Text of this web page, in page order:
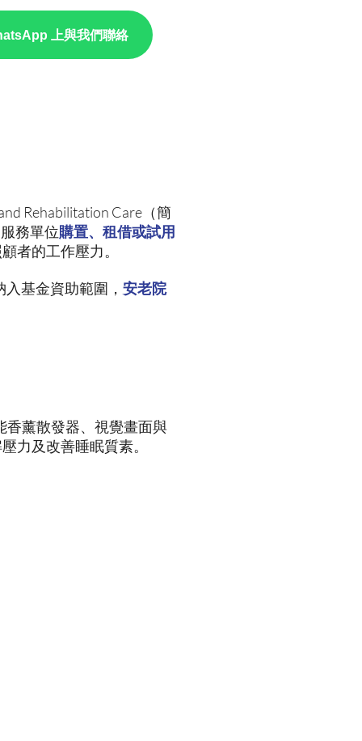
上與我們聯絡
Rehabilitation Care（簡
務單位購置、租借或試用
者的工作壓力。
基金資助範圍， 安老院
香薰散發器、視覺畫面與
力及改善睡眠質素。